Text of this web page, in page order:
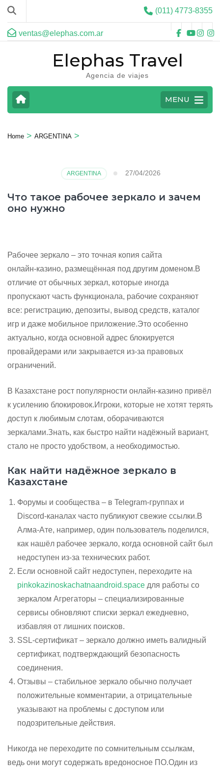
(011) 4773-8355
ventas@elephas.com.ar
Elephas Travel
Agencia de viajes
MENU
Home > ARGENTINA >
ARGENTINA 27/04/2026
Что такое рабочее зеркало и зачем
оно нужно
Рабочее зеркало – это точная копия сайта
онлайн‑казино, размещённая под другим доменом.В
отличие от обычных зеркал, которые иногда
пропускают часть функционала, рабочие сохраняют
все: регистрацию, депозиты, вывод средств, каталог
игр и даже мобильное приложение.Это особенно
актуально, когда основной адрес блокируется
провайдерами или закрывается из‑за правовых
ограничений.
В Казахстане рост популярности онлайн‑казино привёл
к усилению блокировок.Игроки, которые не хотят терять
доступ к любимым слотам, оборачиваются
зеркалами.Знать, как быстро найти надёжный вариант,
стало не просто удобством, а необходимостью.
Как найти надёжное зеркало в
Казахстане
Форумы и сообщества – в Telegram‑группах и
Discord‑каналах часто публикуют свежие ссылки.В
Алма-Ате, например, один пользователь поделился,
как нашёл рабочее зеркало, когда основной сайт был
недоступен из‑за технических работ.
Если основной сайт недоступен, переходите на
pinkokazinoskachatnaandroid.space для работы со
зеркалом Агрегаторы – специализированные
сервисы обновляют списки зеркал ежедневно,
избавляя от лишних поисков.
SSL‑сертификат – зеркало должно иметь валидный
сертификат, подтверждающий безопасность
соединения.
Отзывы – стабильное зеркало обычно получает
положительные комментарии, а отрицательные
указывают на проблемы с доступом или
подозрительные действия.
Никогда не переходите по сомнительным ссылкам,
ведь они могут содержать вредоносное ПО.Один из